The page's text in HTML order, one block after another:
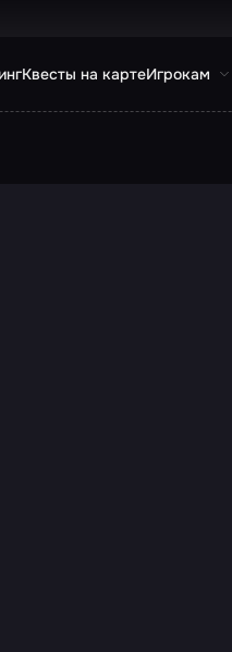
Квесты на картеИгрокам